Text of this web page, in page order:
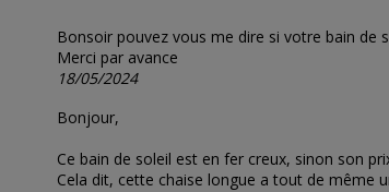
Bonsoir pouvez vous me dire si votre bain de
Merci par avance
18/05/2024
Bonjour,
Ce bain de soleil est en fer creux, sinon son
Cela dit, cette chaise longue a tout de même